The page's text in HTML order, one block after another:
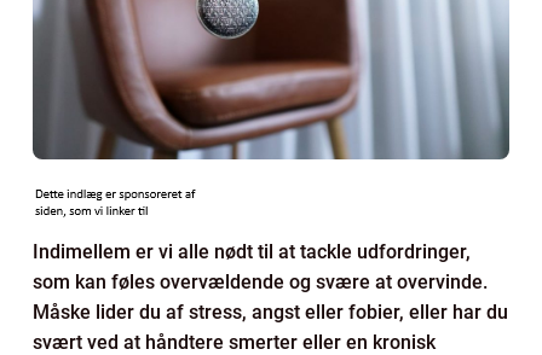
Indimellem er vi alle nødt til at tackle udfordringer,
som kan føles overvældende og svære at overvinde.
Måske lider du af stress, angst eller fobier, eller har du
svært ved at håndtere smerter eller en kronisk